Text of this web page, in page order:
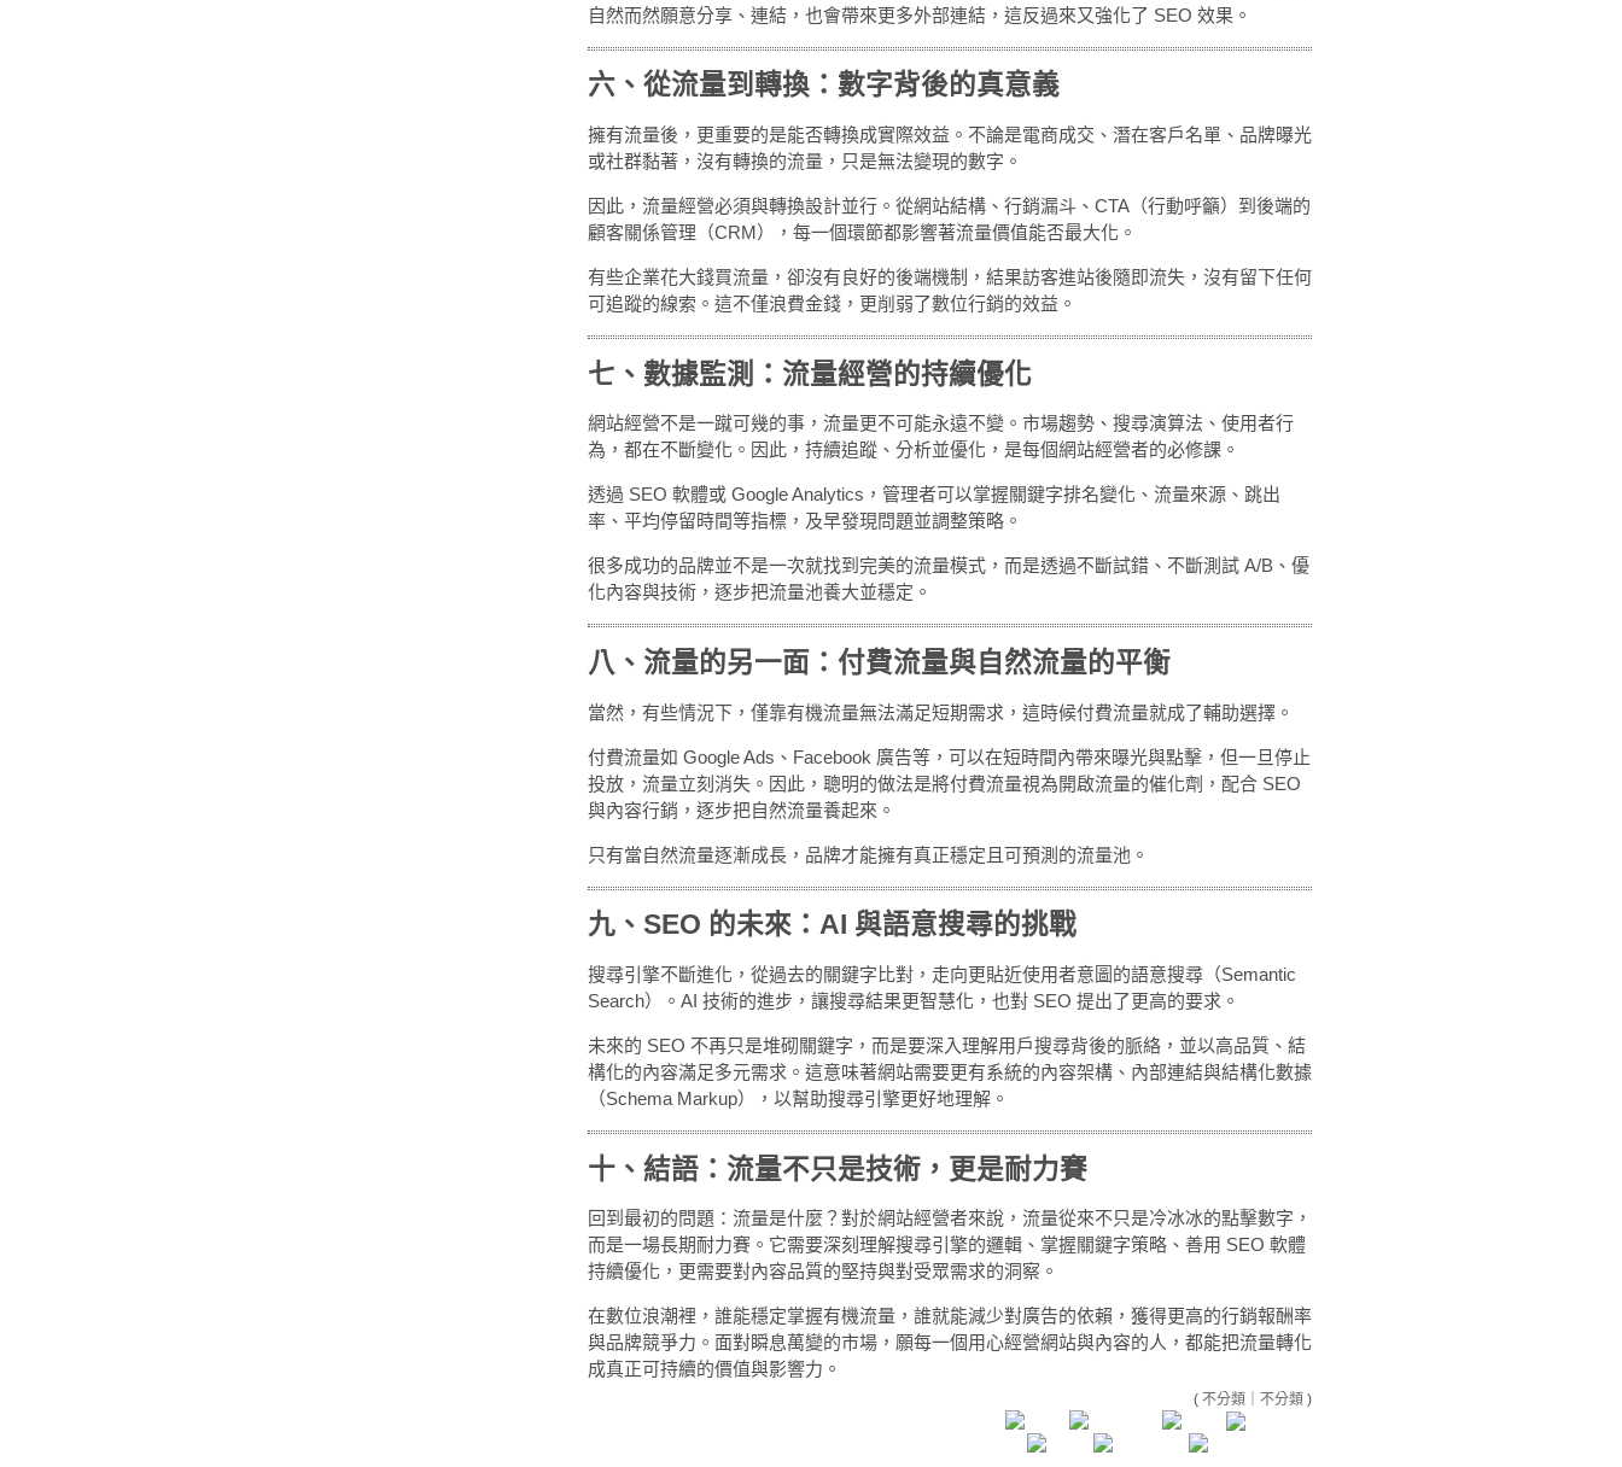
自然而然願意分享、連結，也會帶來更多外部連結，這反過來又強化了 SEO 效果。
六、從流量到轉換：數字背後的真意義
擁有流量後，更重要的是能否轉換成實際效益。不論是電商成交、潛在客戶名單、品牌曝光
或社群黏著，沒有轉換的流量，只是無法變現的數字。
因此，流量經營必須與轉換設計並行。從網站結構、行銷漏斗、CTA（行動呼籲）到後端的
顧客關係管理（CRM），每一個環節都影響著流量價值能否最大化。
有些企業花大錢買流量，卻沒有良好的後端機制，結果訪客進站後隨即流失，沒有留下任何
可追蹤的線索。這不僅浪費金錢，更削弱了數位行銷的效益。
七、數據監測：流量經營的持續優化
網站經營不是一蹴可幾的事，流量更不可能永遠不變。市場趨勢、搜尋演算法、使用者行
為，都在不斷變化。因此，持續追蹤、分析並優化，是每個網站經營者的必修課。
透過 SEO 軟體或 Google Analytics，管理者可以掌握關鍵字排名變化、流量來源、跳出
率、平均停留時間等指標，及早發現問題並調整策略。
很多成功的品牌並不是一次就找到完美的流量模式，而是透過不斷試錯、不斷測試 A/B、優
化內容與技術，逐步把流量池養大並穩定。
八、流量的另一面：付費流量與自然流量的平衡
當然，有些情況下，僅靠有機流量無法滿足短期需求，這時候付費流量就成了輔助選擇。
付費流量如 Google Ads、Facebook 廣告等，可以在短時間內帶來曝光與點擊，但一旦停止
投放，流量立刻消失。因此，聰明的做法是將付費流量視為開啟流量的催化劑，配合 SEO
與內容行銷，逐步把自然流量養起來。
只有當自然流量逐漸成長，品牌才能擁有真正穩定且可預測的流量池。
九、SEO 的未來：AI 與語意搜尋的挑戰
搜尋引擎不斷進化，從過去的關鍵字比對，走向更貼近使用者意圖的語意搜尋（Semantic
Search）。AI 技術的進步，讓搜尋結果更智慧化，也對 SEO 提出了更高的要求。
未來的 SEO 不再只是堆砌關鍵字，而是要深入理解用戶搜尋背後的脈絡，並以高品質、結
構化的內容滿足多元需求。這意味著網站需要更有系統的內容架構、內部連結與結構化數據
（Schema Markup），以幫助搜尋引擎更好地理解。
十、結語：流量不只是技術，更是耐力賽
回到最初的問題：流量是什麼？對於網站經營者來說，流量從來不只是冷冰冰的點擊數字，
而是一場長期耐力賽。它需要深刻理解搜尋引擎的邏輯、掌握關鍵字策略、善用 SEO 軟體
持續優化，更需要對內容品質的堅持與對受眾需求的洞察。
在數位浪潮裡，誰能穩定掌握有機流量，誰就能減少對廣告的依賴，獲得更高的行銷報酬率
與品牌競爭力。面對瞬息萬變的市場，願每一個用心經營網站與內容的人，都能把流量轉化
成真正可持續的價值與影響力。
( 不分類 不分類 )